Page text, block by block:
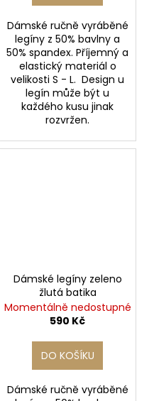
Dámské ručně vyráběné
legíny z 50% bavlny a
50% spandex. Příjemný a
elastický materiál o
velikosti S - L. Design u
legín může být u
každého kusu jinak
rozvržen.
Dámské legíny zeleno
žlutá batika
Momentálně nedostupné
590 Kč
DO KOŠÍKU
Dámské ručně vyráběné